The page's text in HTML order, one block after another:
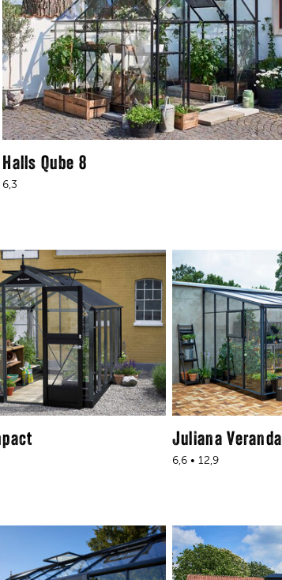
Halls Qube 8
6,3
Juliana Veranda
6,6 • 12,9